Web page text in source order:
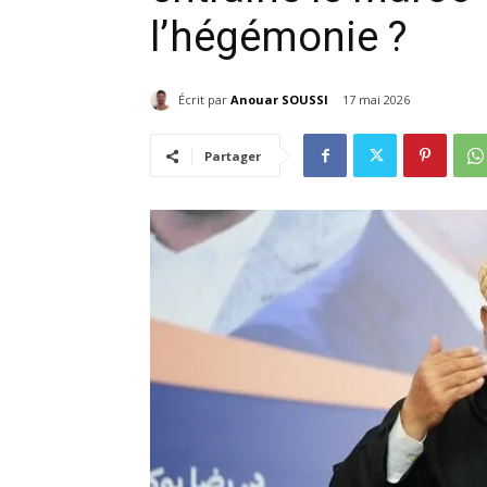
l’hégémonie ?
Écrit par Anouar SOUSSI 17 mai 2026
Partager